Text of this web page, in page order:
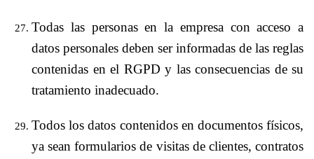
Todas las personas en la empresa con acceso a
datos personales deben ser informadas de las reglas
contenidas en el RGPD y las consecuencias de su
tratamiento inadecuado.
Todos los datos contenidos en documentos físicos,
ya sean formularios de visitas de clientes, contratos